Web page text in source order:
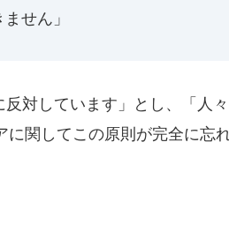
せん」
対しています」とし、「人
関してこの原則が完全に忘